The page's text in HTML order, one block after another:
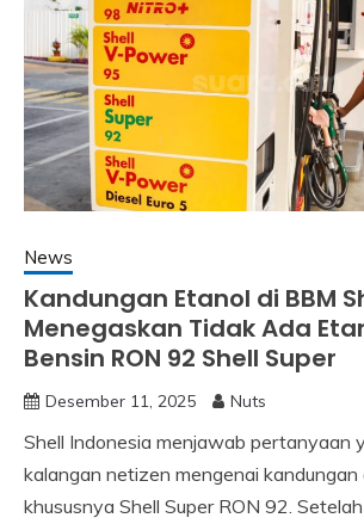
News
Kandungan Etanol di BBM
Menegaskan Tidak Ada
Bensin RON 92 Shell Super
Desember 11, 2025 Nuts
Shell Indonesia menjawab pertanyaan
kalangan netizen mengenai kandungan
khususnya Shell Super RON 92.